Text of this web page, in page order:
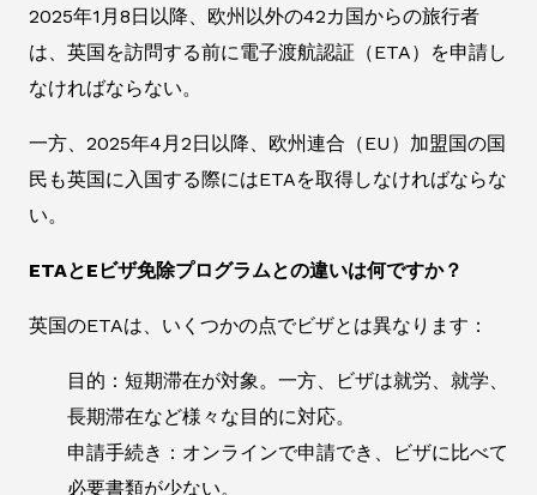
2025年1月8日以降、欧州以外の42カ国からの旅行者
は、英国を訪問する前に電子渡航認証（ETA）を申請し
なければならない。
一方、2025年4月2日以降、欧州連合（EU）加盟国の国
民も英国に入国する際にはETAを取得しなければならな
い。
ETAとEビザ免除プログラムとの違いは何ですか？
英国のETAは、いくつかの点でビザとは異なります：
目的：短期滞在が対象。一方、ビザは就労、就学、
長期滞在など様々な目的に対応。
申請手続き：オンラインで申請でき、ビザに比べて
必要書類が少ない。